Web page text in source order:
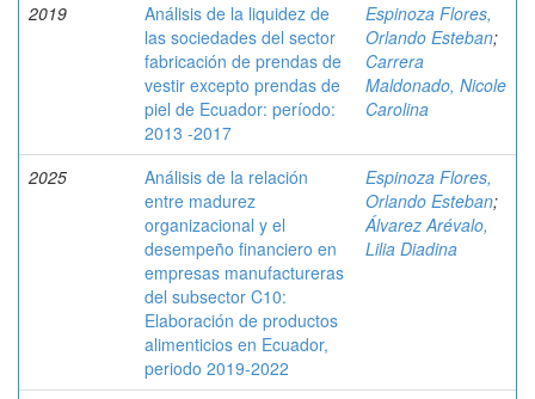
2019
Análisis de la liquidez de
las sociedades del sector
fabricación de prendas de
vestir excepto prendas de
piel de Ecuador: período:
2013 -2017
Espinoza Flores,
Orlando Esteban;
Carrera
Maldonado, Nicole
Carolina
2025
Análisis de la relación
entre madurez
organizacional y el
desempeño financiero en
empresas manufactureras
del subsector C10:
Elaboración de productos
alimenticios en Ecuador,
periodo 2019-2022
Espinoza Flores,
Orlando Esteban;
Álvarez Arévalo,
Lilia Diadina